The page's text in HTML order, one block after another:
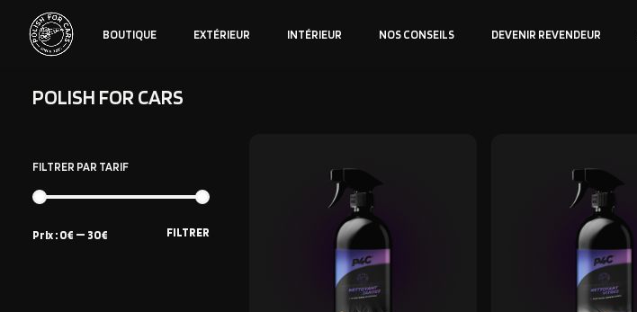
BOUTIQUE EXTÉRIEUR INTÉRIEUR NOS CONSEILS DEVENIR REVENDEUR
POLISH FOR CARS
FILTRER PAR TARIF
FILTRER
Prix : 0€ — 30€